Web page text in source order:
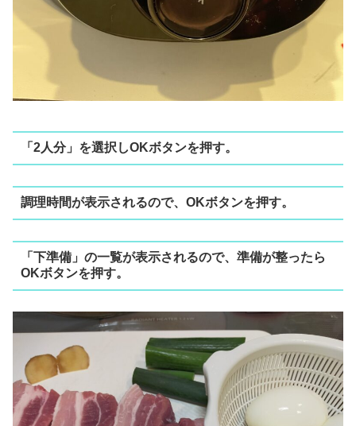
「2人分」を選択しOKボタンを押す。
調理時間が表示されるので、OKボタンを押す。
「下準備」の一覧が表示されるので、準備が整ったら
OKボタンを押す。